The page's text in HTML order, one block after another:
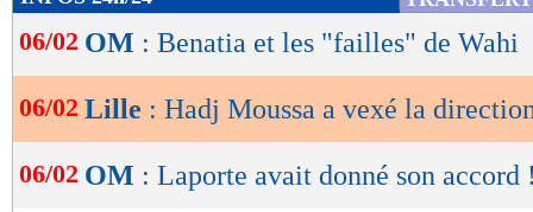
de
lecture
OK
06/02 OM : Benatia et les "failles" de Wahi
06/02 Lille : Hadj Moussa a vexé la
06/02 OM : Laporte avait donné son accord